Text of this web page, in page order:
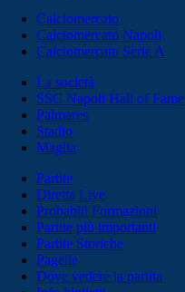
Calciomercato
Calciomercato Napoli
Calciomercato Serie A
La società
SSC Napoli Hall of Fame
Palmares
Stadio
Maglia
Partite
Diretta Live
Probabili Formazioni
Partite più importanti
Partite Storiche
Pagelle
Dove vedere la partita